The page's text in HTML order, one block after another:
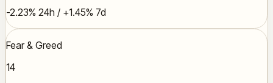
-2.23% 24h / +1.45% 7d
Fear & Greed
14